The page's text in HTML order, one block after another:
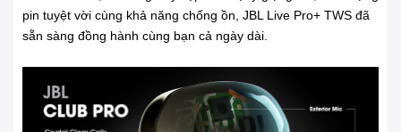
pin tuyệt vời cùng khả năng chống ồn, JBL Live Pro+ TWS đã
sẵn sàng đồng hành cùng bạn cả ngày dài.